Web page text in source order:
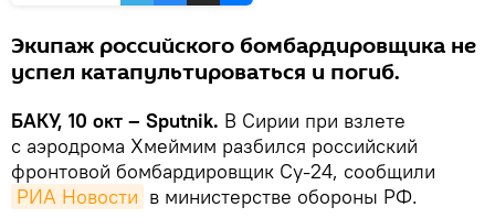
Экипаж российского бомбардировщика не
успел катапультироваться и погиб.
БАКУ, 10 окт – Sputnik. В Сирии при взлете
с аэродрома Хмеймим разбился российский
фронтовой бомбардировщик Су-24, сообщили
РИА Новости в министерстве обороны РФ.